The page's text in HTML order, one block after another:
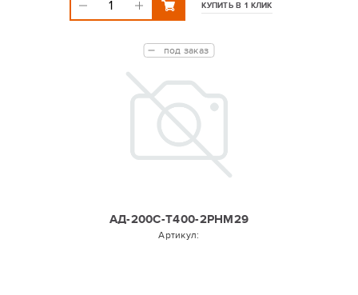
КУПИТЬ В 1 КЛИК
АД-200С-Т400-2РНМ29
Артикул:
под заказ